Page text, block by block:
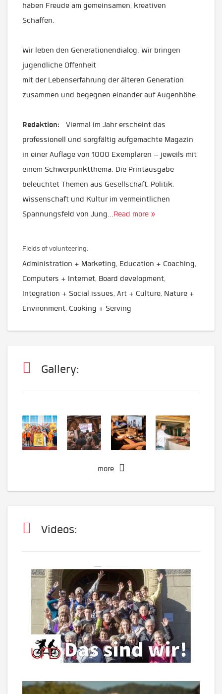
haben Freude am gemeinsamen, kreativen
Schaffen.
Wir leben den Generationendialog. Wir bringen
jugendliche Offenheit
mit der Lebenserfahrung der älteren Generation
zusammen und begegnen einander auf Augenhöhe.
Redaktion:
Viermal im Jahr erscheint das
professionell und sorgfältig aufgemachte Magazin
in einer Auflage von 1000 Exemplaren – jeweils mit
einem Schwerpunktthema. Die Printausgabe
beleuchtet Themen aus Gesellschaft, Politik,
Wissenschaft und Kultur im vermeintlichen
Spannungsfeld von Jung...Read more »
Fields of volunteering:
Administration + Marketing, Education + Coaching,
Computers + Internet, Board development,
Integration + Social issues, Art + Culture, Nature +
Environment, Cooking + Serving
Gallery:
more
Videos: